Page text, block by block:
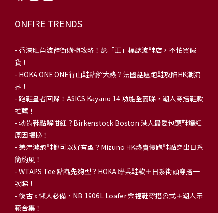
ONFIRE TRENDS
- 香港旺角波鞋街購物攻略！認「正」標誌波鞋店，不怕買假
貨！
- HOKA ONE ONE行山鞋點解大熱？法國話題跑鞋攻陷HK潮流
界！
- 跑鞋皇者回歸！ASICS Kayano 14 功能全面睇，潮人穿搭鞋款
推薦！
- 勃肯鞋點解咁紅？Birkenstock Boston 港人最愛包頭鞋爆紅
原因揭秘！
- 美津濃跑鞋都可以好有型？Mizuno HK熱賣慢跑鞋點穿出日系
簡約風！
- WTAPS Tee 點襯先夠型？HOKA 聯乘鞋款＋日系街頭穿搭一
次睇！
- 復古 x 懶人必備，NB 1906L Loafer 樂福鞋穿搭公式＋潮人示
範合集！